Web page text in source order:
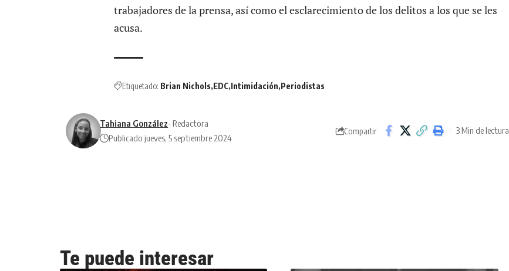
trabajadores de la prensa, así como el esclarecimiento de los delitos a los que se les
acusa.
Etiquetado: Brian Nichols EDC Intimidación Periodistas
Tahiana González- Redactora
Publicado jueves, 5 septiembre 2024
Compartir 3 Min de lectura
Te puede interesar